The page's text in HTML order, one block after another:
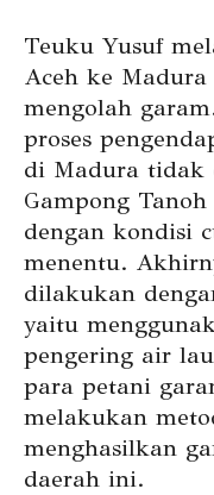
Teuku Yusuf
Aceh ke
mengolah
proses
di Madura tidak
Gampong
dengan kondisi
menentu.
dilakukan
yaitu
pengering air
para petani
melakukan
menghasilkan
daerah ini.